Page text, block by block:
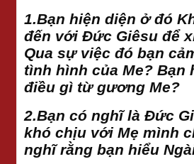
1.Bạn hiện diện ở đó
đến với Đức Giêsu để
Qua sự việc đó bạn
tình hình của Me? Bạn
điều gì từ gương Me?
2.Bạn có nghĩ là Đức
khó chịu với Mẹ mình
nghĩ rằng bạn hiểu